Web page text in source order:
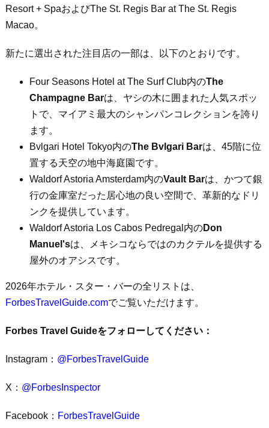
Resort + SpaおよびThe St. Regis Bar at The St. Regis
Macao。
新たに選出された注目店の一部は、以下のとおりです。
Four Seasons Hotel at The Surf Club内のThe
Champagne Barは、ヤシの木に囲まれた人気スポッ
トで、マイアミ最大のシャンパンコレクションを誇り
ます。
Bvlgari Hotel Tokyo内のThe Bvlgari Barは、45階に位
置する天空の地中海庭園です。
Waldorf Astoria Amsterdam内のVault Barは、かつて銀
行の金庫室だった居心地の良い空間で、革新的なドリ
ンクを提供しています。
Waldorf Astoria Los Cabos Pedregal内のDon
Manuel'sは、メキシコならではのカクテルを提供する
屋外のオアシスです。
2026年ホテル・スター・バーの全リストは、
ForbesTravelGuide.comでご覧いただけます。
Forbes Travel Guideをフォローしてください：
Instagram： @ForbesTravelGuide
X： @ForbesInspector
Facebook： ForbesTravelGuide